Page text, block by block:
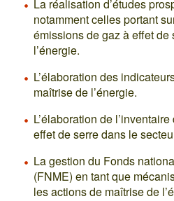
La réalisation d’études
notamment celles portant
émissions de gaz à effet
l’énergie.
L’élaboration des
maîtrise de l’énergie.
L’élaboration de
effet de serre dans le
La gestion du Fonds
(FNME) en tant que
les actions de maîtrise de